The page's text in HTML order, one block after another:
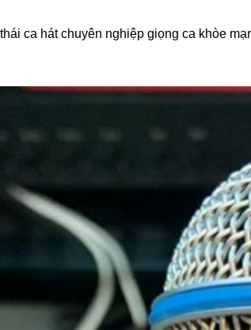
ca hát chuyên nghiệp giọng ca khòe